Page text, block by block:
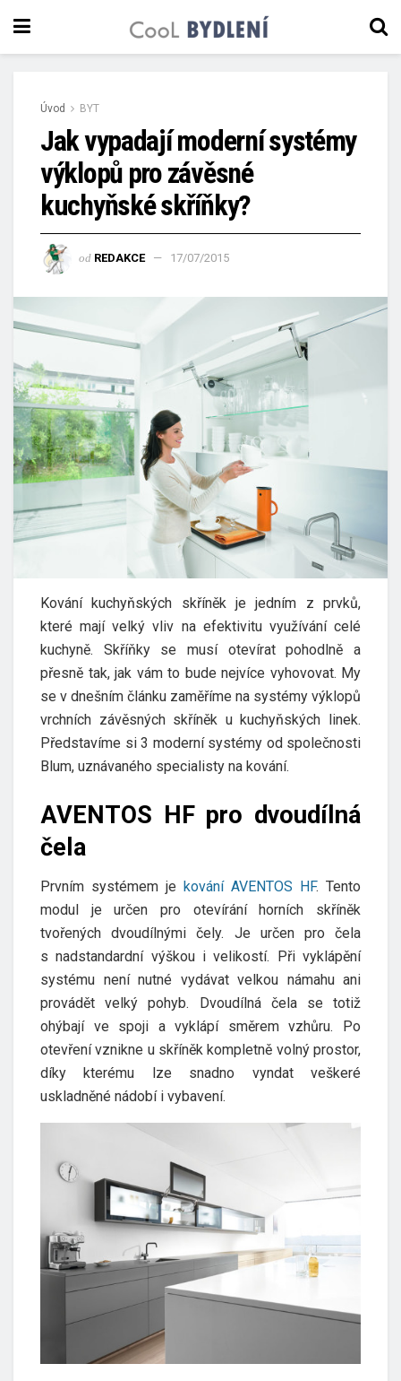
Úvod BYT
Jak vypadají moderní systémy
výklopů pro závěsné
kuchyňské skříňky?
od REDAKCE 17/07/2015
Kování kuchyňských skříněk je jedním z prvků,
které mají velký vliv na efektivitu využívání celé
kuchyně. Skříňky se musí otevírat pohodlně a
přesně tak, jak vám to bude nejvíce vyhovovat. My
se v dnešním článku zaměříme na systémy výklopů
vrchních závěsných skříněk u kuchyňských linek.
Představíme si 3 moderní systémy od společnosti
Blum, uznávaného specialisty na kování.
AVENTOS HF pro dvoudílná
čela
Prvním systémem je kování AVENTOS HF. Tento
modul je určen pro otevírání horních skříněk
tvořených dvoudílnými čely. Je určen pro čela
s nadstandardní výškou i velikostí. Při vyklápění
systému není nutné vydávat velkou námahu ani
provádět velký pohyb. Dvoudílná čela se totiž
ohýbají ve spoji a vyklápí směrem vzhůru. Po
otevření vznikne u skříněk kompletně volný prostor,
díky kterému lze snadno vyndat veškeré
uskladněné nádobí i vybavení.